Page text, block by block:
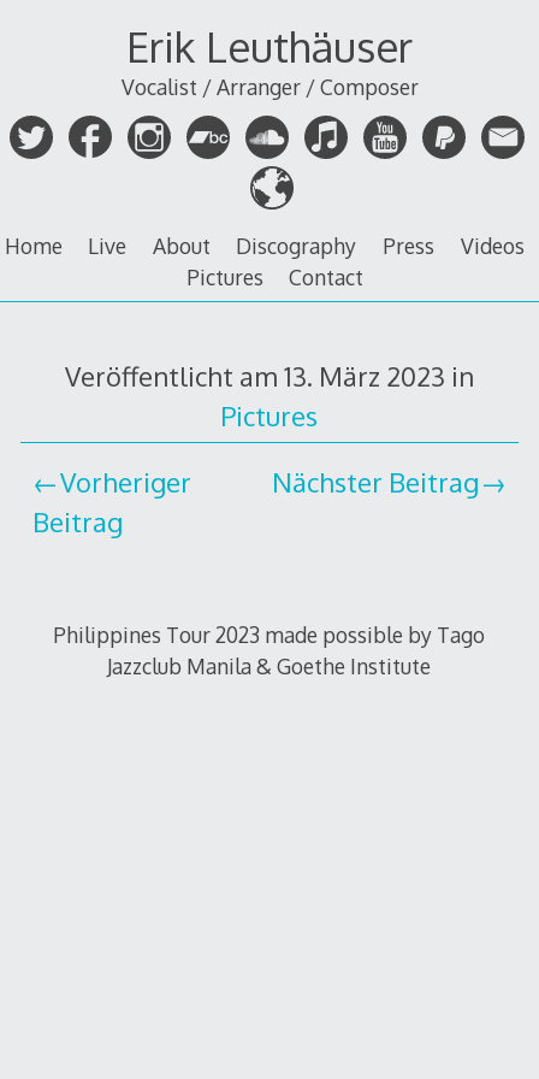
Erik Leuthäuser
Vocalist / Arranger / Composer
Home Live About Discography Press
Videos
Pictures
Contact
Veröffentlicht am 13. März 2023 in
Pictures
Vorheriger
Beitrag
Nächster Beitrag
Philippines Tour 2023 made possible by Tago
Jazzclub Manila & Goethe Institute